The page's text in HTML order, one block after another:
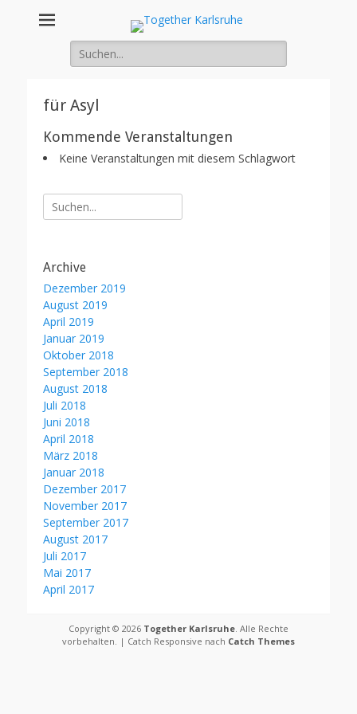
Together
Integration von jungen Menschen mit Fluchterfahrung und
Suche
nach:
für Asyl
Kommende Veranstaltungen
Keine Veranstaltungen mit diesem Schlagwort
Suche
nach:
Archive
Dezember 2019
August 2019
April 2019
Januar 2019
Oktober 2018
September 2018
August 2018
Juli 2018
Juni 2018
April 2018
März 2018
Januar 2018
Dezember 2017
November 2017
September 2017
August 2017
Juli 2017
Mai 2017
April 2017
Copyright © 2026 Together Karlsruhe. Alle Rechte
vorbehalten. | Catch Responsive nach Catch Themes